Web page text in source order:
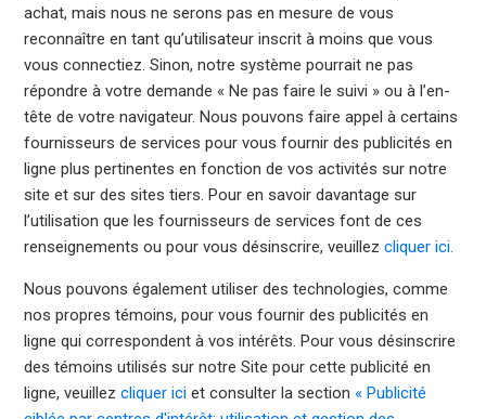
achat, mais nous ne serons pas en mesure de vous
reconnaître en tant qu’utilisateur inscrit à moins que vous
vous connectiez. Sinon, notre système pourrait ne pas
répondre à votre demande « Ne pas faire le suivi » ou à l’en-
tête de votre navigateur. Nous pouvons faire appel à certains
fournisseurs de services pour vous fournir des publicités en
ligne plus pertinentes en fonction de vos activités sur notre
site et sur des sites tiers. Pour en savoir davantage sur
l’utilisation que les fournisseurs de services font de ces
renseignements ou pour vous désinscrire, veuillezcliquer ici.
Nous pouvons également utiliser des technologies, comme
nos propres témoins, pour vous fournir des publicités en
ligne qui correspondent à vos intérêts. Pour vous désinscrire
des témoins utilisés sur notre Site pour cette publicité en
ligne, veuillezcliquer ici et consulter la section « Publicité